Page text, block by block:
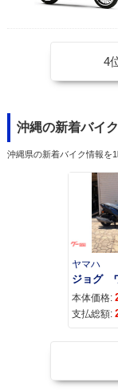
4
沖縄の新着バイ
沖縄県の新着バイク情報を
ヤマハ
ジョグ
本体価格:
支払総額: